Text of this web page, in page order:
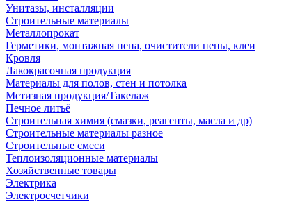
Унитазы, инсталляции
Строительные материалы
Металлопрокат
Герметики, монтажная пена, очистители пены, клеи
Кровля
Лакокрасочная продукция
Материалы для полов, стен и потолка
Метизная продукция/Такелаж
Печное литьё
Строительная химия (смазки, реагенты, масла и др)
Строительные материалы разное
Строительные смеси
Теплоизоляционные материалы
Хозяйственные товары
Электрика
Электросчетчики